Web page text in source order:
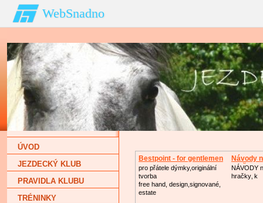
WebSnadno
Bestpoint - for gentlemen
pro přátele dýmky,originální
tvorba
free hand, design,signované,
estate
Návody
hračk
NÁVODY
hračky‚ k
ÚVOD
JEZDECKÝ KLUB
PRAVIDLA KLUBU
TRÉNINKY